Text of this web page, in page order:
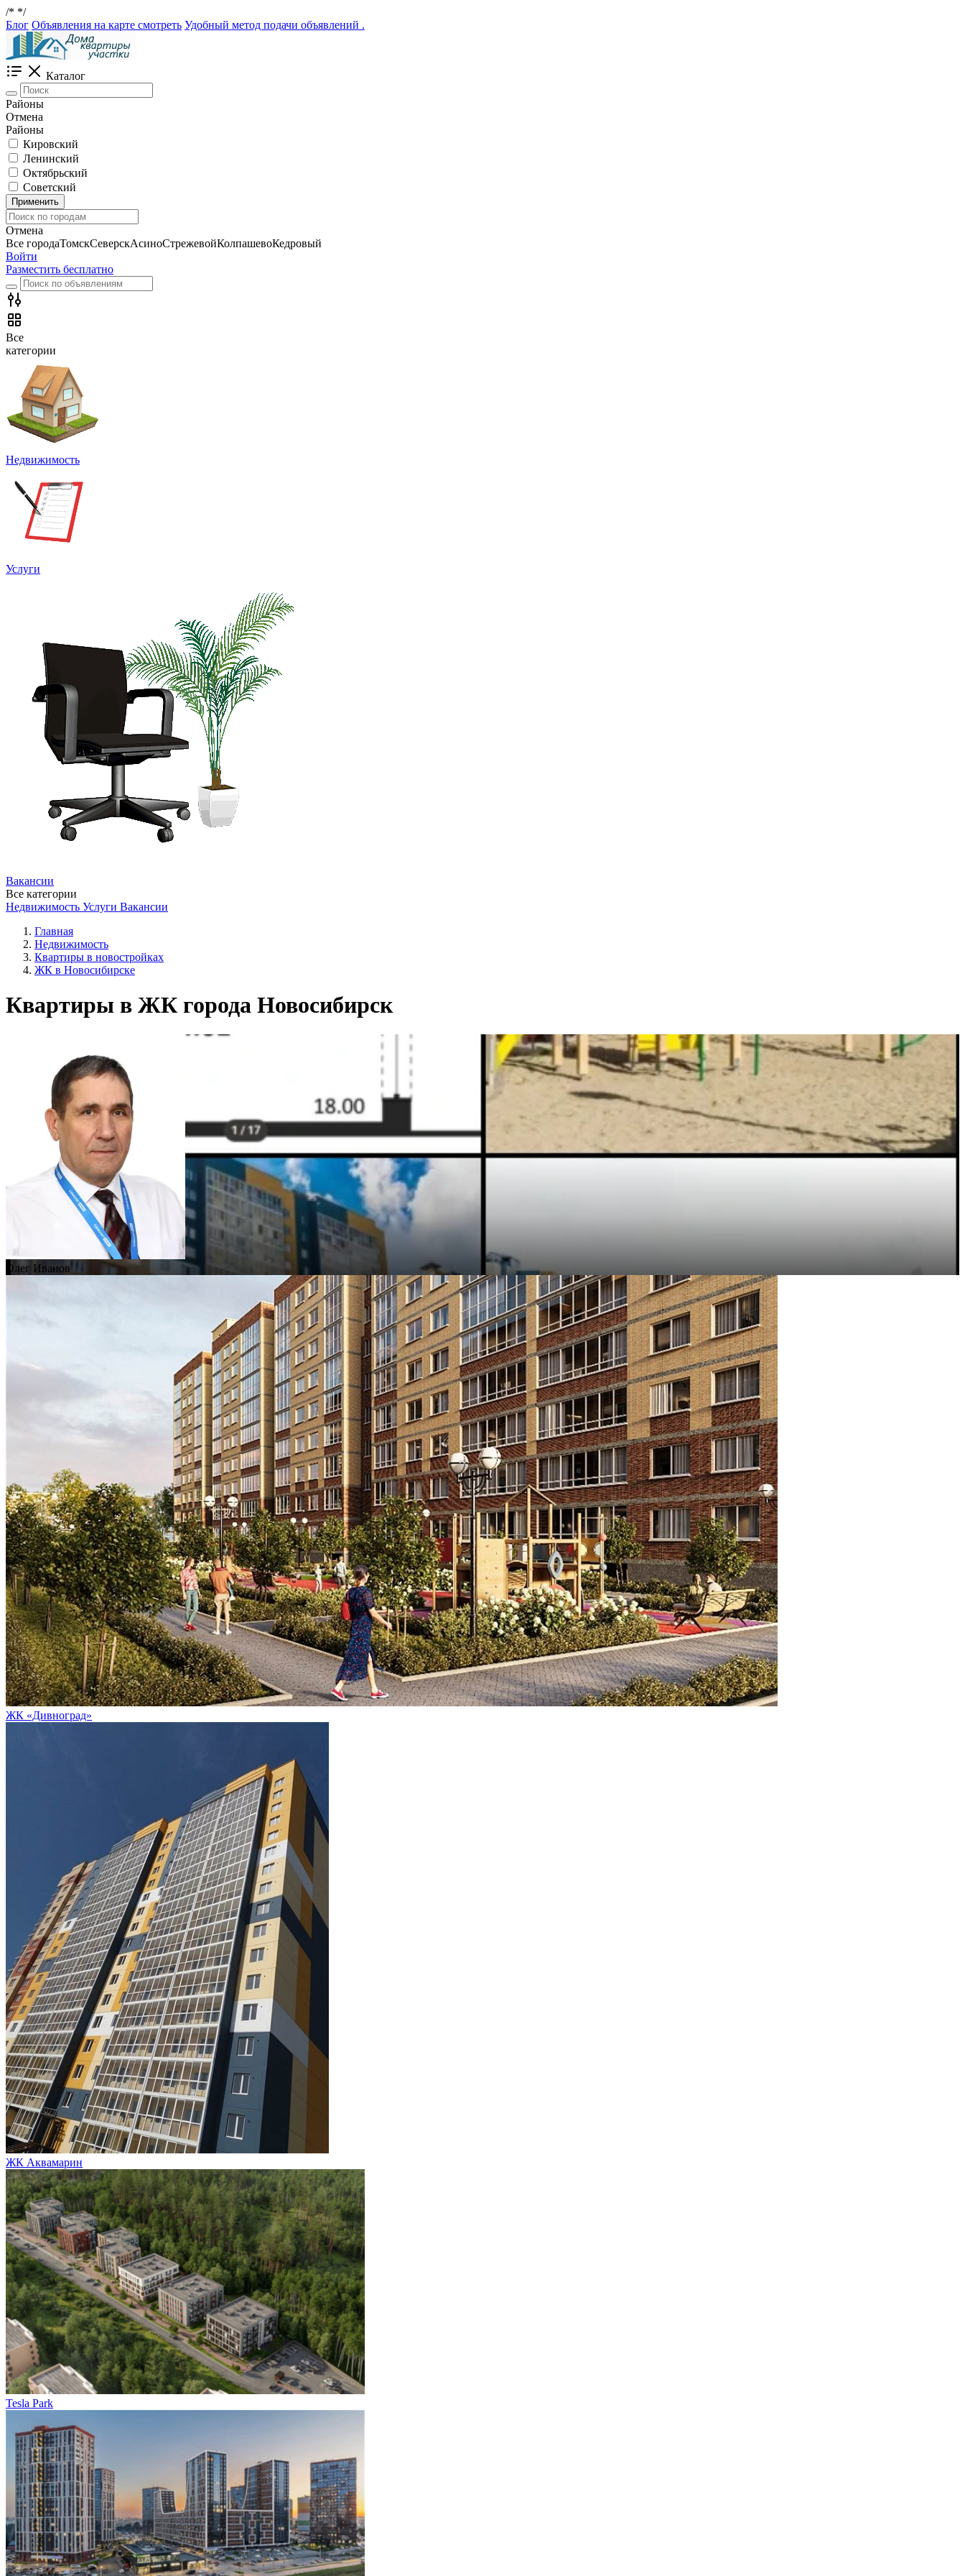
/* */
Блог Объявления на карте смотреть Удобный метод подачи объявлений .
Каталог
Районы
Отмена
Районы
Кировский
Ленинский
Октябрьский
Советский
Применить
Отмена
Все городаТомскСеверскАсиноСтрежевойКолпашевоКедровый
Войти
Разместить бесплатно
Все
категории
Недвижимость
Услуги
Вакансии
Все категории
Недвижимость Услуги Вакансии
Главная
Недвижимость
Квартиры в новостройках
ЖК в Новосибирске
Квартиры в ЖК города Новосибирск
Олег Иванов
ЖК «Дивноград»
ЖК Аквамарин
Tesla Park